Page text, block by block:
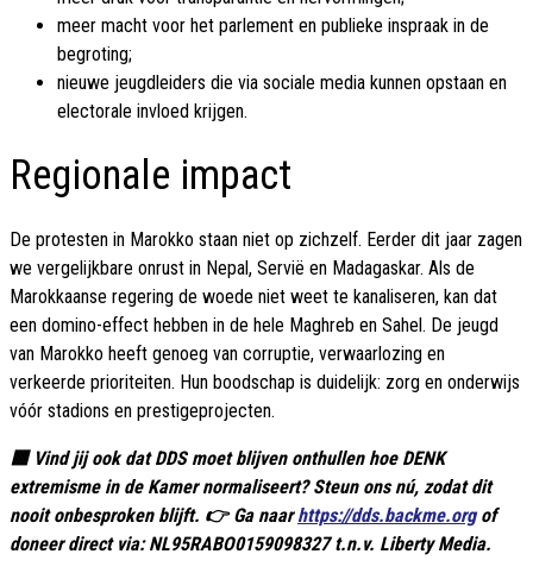
meer macht voor het parlement en publieke inspraak in de
begroting;
nieuwe jeugdleiders die via sociale media kunnen opstaan en
electorale invloed krijgen.
Regionale impact
De protesten in Marokko staan niet op zichzelf. Eerder dit jaar zagen
we vergelijkbare onrust in Nepal, Servië en Madagaskar. Als de
Marokkaanse regering de woede niet weet te kanaliseren, kan dat
een domino-effect hebben in de hele Maghreb en Sahel. De jeugd
van Marokko heeft genoeg van corruptie, verwaarlozing en
verkeerde prioriteiten. Hun boodschap is duidelijk: zorg en onderwijs
vóór stadions en prestigeprojecten.
🟥 Vind jij ook dat DDS moet blijven onthullen hoe DENK
extremisme in de Kamer normaliseert? Steun ons nú, zodat dit
nooit onbesproken blijft. 👉 Ga naarhttps://dds.backme.orgof
doneer direct via: NL95RABO0159098327 t.n.v. Liberty Media.